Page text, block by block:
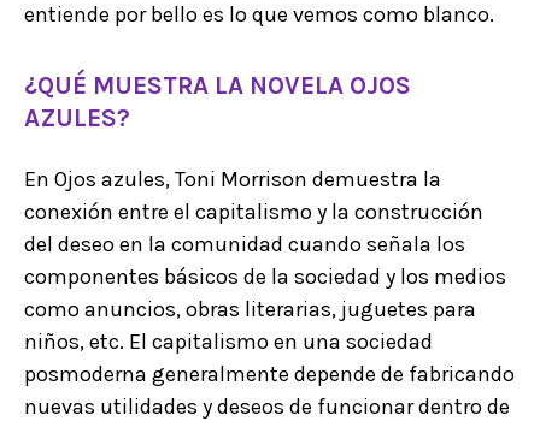
entiende por bello es lo que vemos como blanco.
¿QUÉ MUESTRA LA NOVELA OJOS
AZULES?
En Ojos azules, Toni Morrison demuestra la
conexión entre el capitalismo y la construcción
del deseo en la comunidad cuando señala los
componentes básicos de la sociedad y los medios
como anuncios, obras literarias, juguetes para
niños, etc. El capitalismo en una sociedad
posmoderna generalmente depende de fabricando
nuevas utilidades y deseos de funcionar dentro de